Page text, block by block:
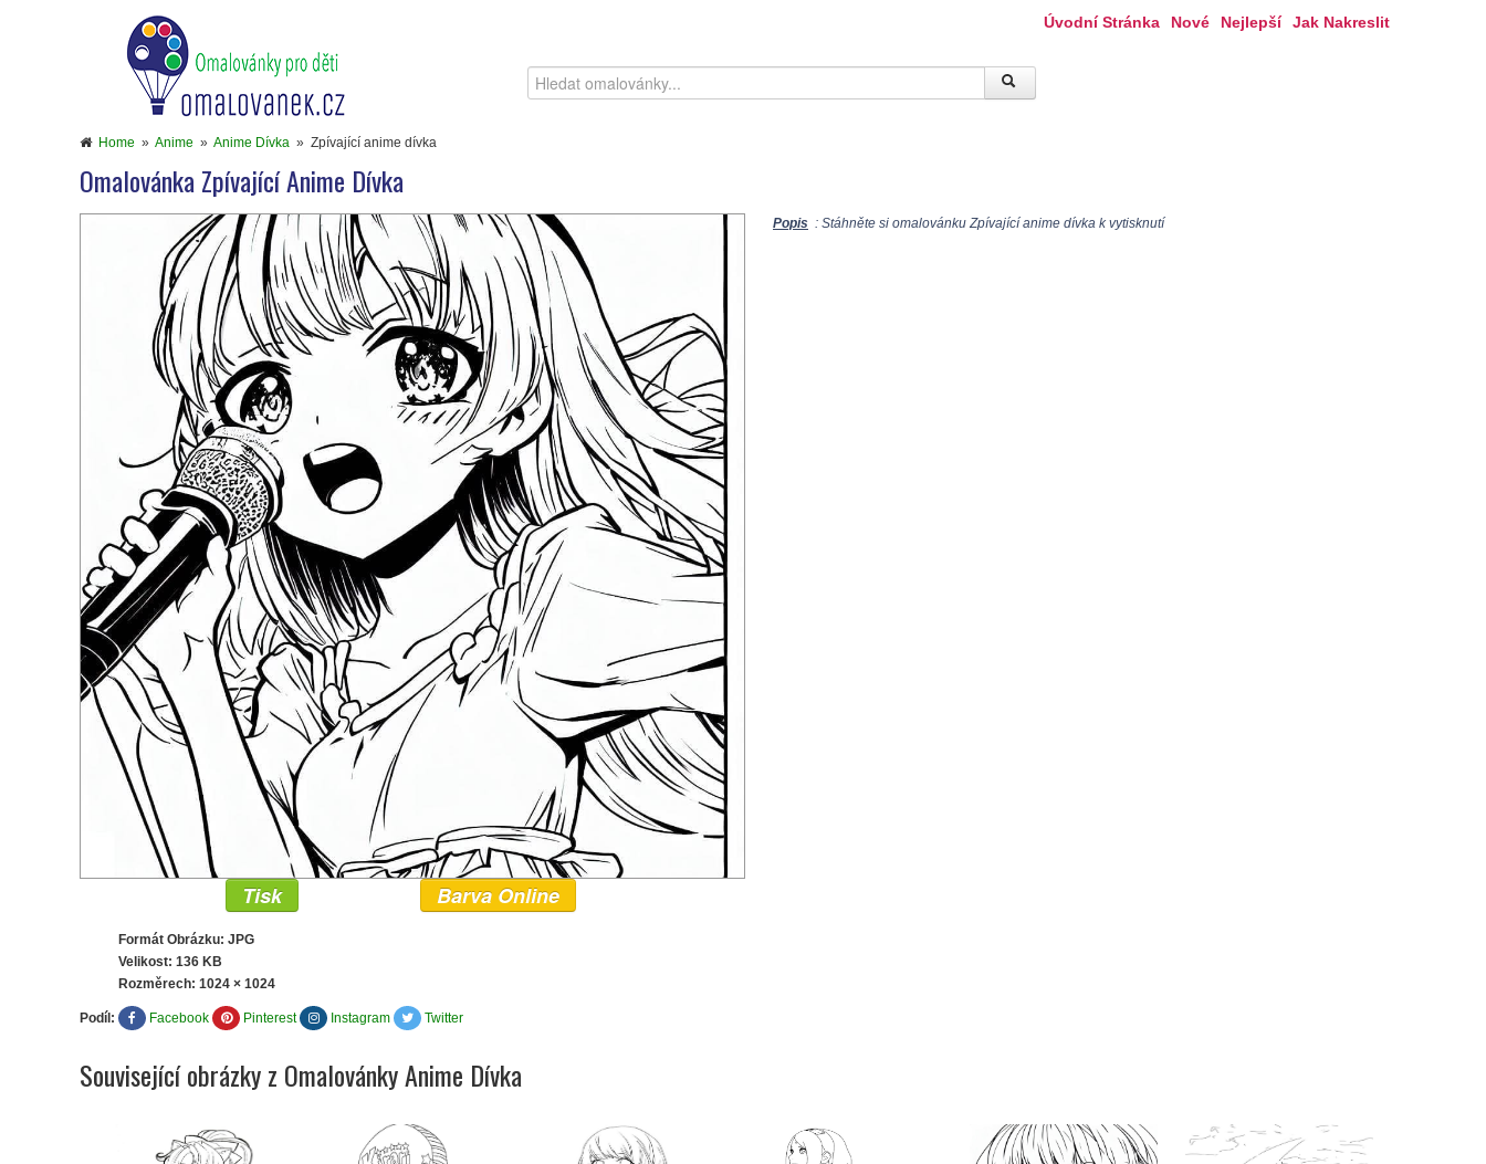
Úvodní Stránka Nové Nejlepší Jak Nakreslit
Home » Anime » Anime Dívka » Zpívající anime dívka
Omalovánka Zpívající Anime Dívka
Popis : Stáhněte si omalovánku Zpívající anime dívka k vytisknutí
Tisk Barva Online
Formát Obrázku: JPG
Velikost: 136 KB
Rozměrech: 1024 × 1024
Podíl: Facebook Pinterest Instagram Twitter
Související obrázky z Omalovánky Anime Dívka